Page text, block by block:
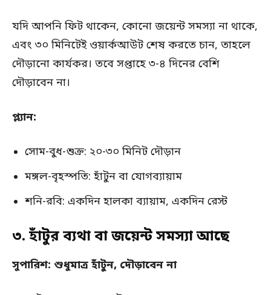
যদি আপনি ফিট থাকেন, কোনো জয়েন্ট সমস্যা না থাকে,
এবং ৩০ মিনিটেই ওয়ার্কআউট শেষ করতে চান, তাহলে
দৌড়ানো কার্যকর। তবে সপ্তাহে ৩-৪ দিনের বেশি
দৌড়াবেন না।
প্ল্যান:
সোম-বুধ-শুক্র: ২০-৩০ মিনিট দৌড়ান
মঙ্গল-বৃহস্পতি: হাঁটুন বা যোগব্যায়াম
শনি-রবি: একদিন হালকা ব্যায়াম, একদিন রেস্ট
৩. হাঁটুর ব্যথা বা জয়েন্ট সমস্যা আছে
সুপারিশ: শুধুমাত্র হাঁটুন, দৌড়াবেন না